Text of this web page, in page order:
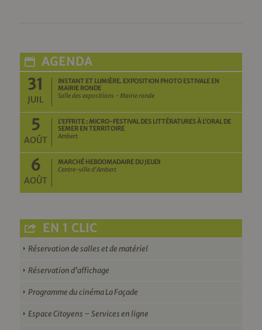
AGENDA
31
JUIL
INSTANT ET LUMIÈRE. EXPOSITION PHOTO ESTIVALE EN
MAIRIE RONDE
Salle des expositions - Mairie ronde
5
AOÛT
L’EFFRITE : MICRO-FESTIVAL DES LITTÉRATURES À L’ORAL DE
SEMER EN TERRITOIRE
Ambert
6
AOÛT
MARCHÉ HEBDOMADAIRE DU JEUDI
Centre-ville d'Ambert
EN 1 CLIC
Réservation de salles et de matériel
Réservation d’affichage
Programme du cinéma La Façade
Espace Citoyens – Services en ligne